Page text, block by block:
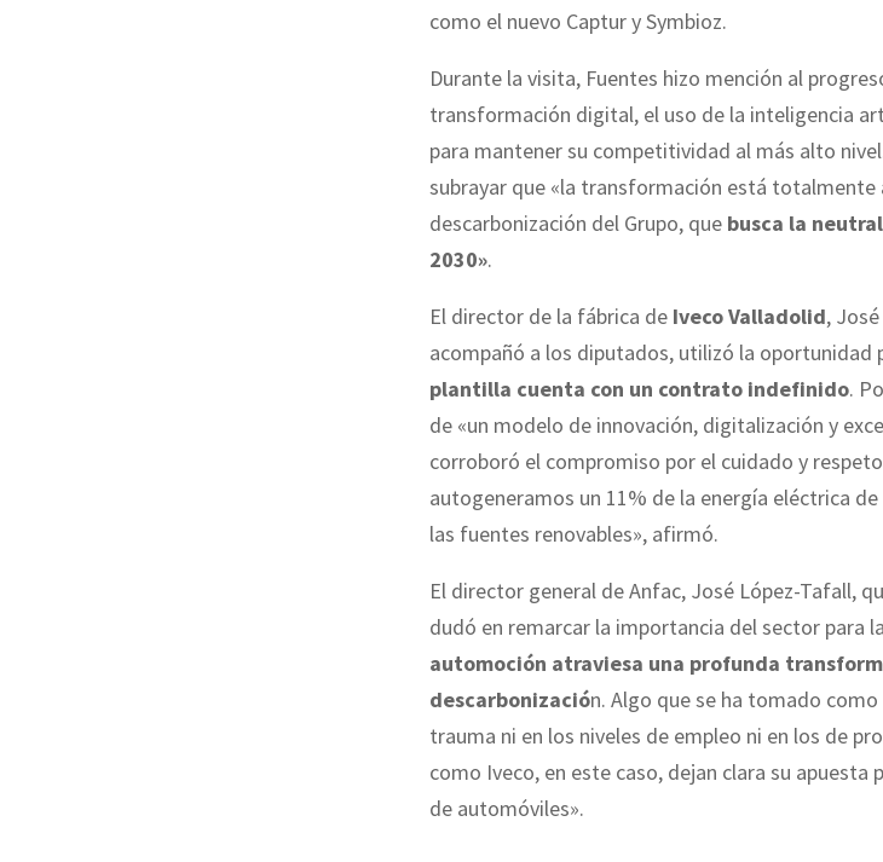
como el nuevo Captur y Symbioz.
Durante la visita, Fuentes hizo mención al
transformación digital, el uso de la inteligencia
para mantener su competitividad al más alto
subrayar que «la transformación está
descarbonización del Grupo, que busca la
2030».
El director de la fábrica de Iveco Valladolid,
acompañó a los diputados, utilizó la oportunidad
plantilla cuenta con un contrato indefinido.
de «un modelo de innovación, digitalización y
corroboró el compromiso por el cuidado y
autogeneramos un 11% de la energía eléctrica
las fuentes renovables», afirmó.
El director general de Anfac, José López-Tafall,
dudó en remarcar la importancia del sector para
automoción atraviesa una profunda
descarbonización. Algo que se ha tomado
trauma ni en los niveles de empleo ni en los de
como Iveco, en este caso, dejan clara su apuesta
de automóviles».